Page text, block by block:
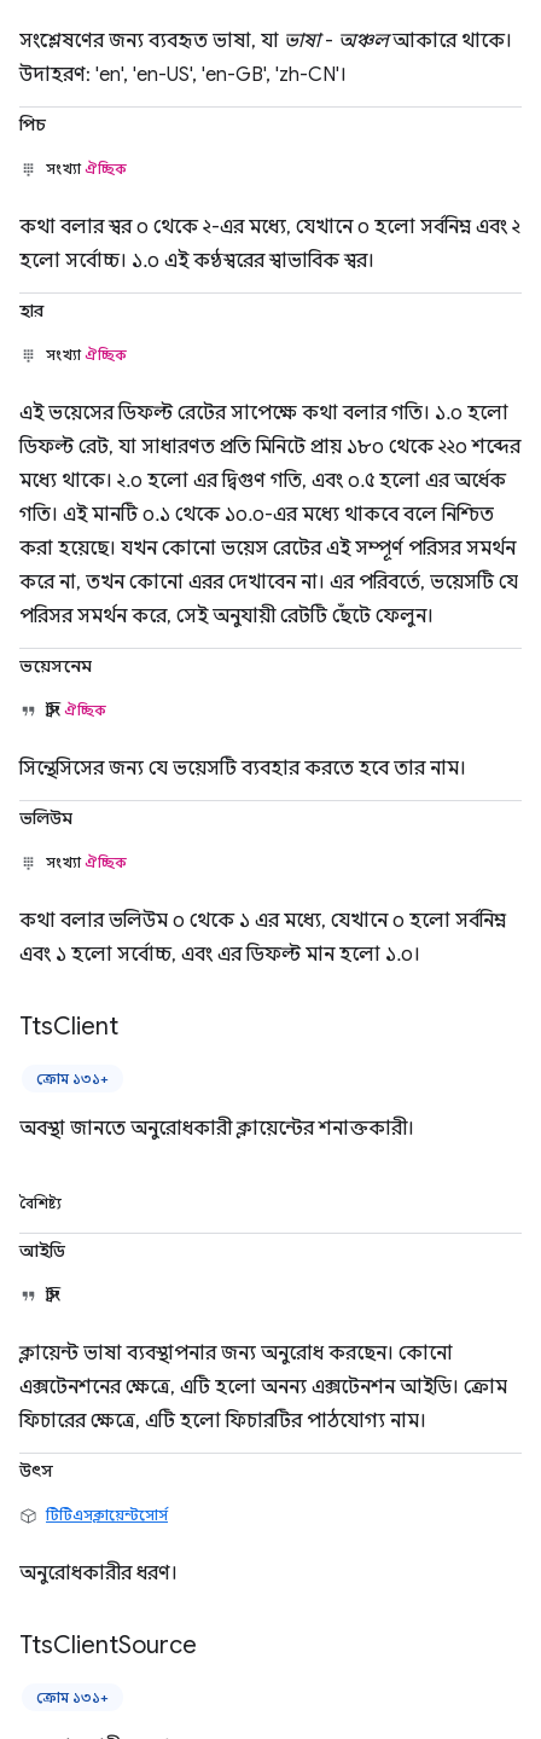
সংশ্লেষণের জন্য ব্যবহৃত ভাষা, যা ভাষা- অঞ্চলআকারে থাকে।
উদাহরণ: 'en', 'en-US', 'en-GB', 'zh-CN'।
পিচ
সংখ্যাঐচ্ছিক
কথা বলার স্বর ০ থেকে ২-এর মধ্যে, যেখানে ০ হলো সর্বনিম্ন এবং ২
হলো সর্বোচ্চ। ১.০ এই কণ্ঠস্বরের স্বাভাবিক স্বর।
হার
সংখ্যাঐচ্ছিক
এই ভয়েসের ডিফল্ট রেটের সাপেক্ষে কথা বলার গতি। ১.০ হলো
ডিফল্ট রেট, যা সাধারণত প্রতি মিনিটে প্রায় ১৮০ থেকে ২২০ শব্দের
মধ্যে থাকে। ২.০ হলো এর দ্বিগুণ গতি, এবং ০.৫ হলো এর অর্ধেক
গতি। এই মানটি ০.১ থেকে ১০.০-এর মধ্যে থাকবে বলে নিশ্চিত
করা হয়েছে। যখন কোনো ভয়েস রেটের এই সম্পূর্ণ পরিসর সমর্থন
করে না, তখন কোনো এরর দেখাবেন না। এর পরিবর্তে, ভয়েসটি যে
পরিসর সমর্থন করে, সেই অনুযায়ী রেটটি ছেঁটে ফেলুন।
ভয়েসনেম
স্ট্রিং ঐচ্ছিক
সিন্থেসিসের জন্য যে ভয়েসটি ব্যবহার করতে হবে তার নাম।
ভলিউম
সংখ্যাঐচ্ছিক
কথা বলার ভলিউম ০ থেকে ১ এর মধ্যে, যেখানে ০ হলো সর্বনিম্ন
এবং ১ হলো সর্বোচ্চ, এবং এর ডিফল্ট মান হলো ১.০।
TtsClient
ক্রোম ১৩১+
অবস্থা জানতে অনুরোধকারী ক্লায়েন্টের শনাক্তকারী।
বৈশিষ্ট্য
আইডি
স্ট্রিং
ক্লায়েন্ট ভাষা ব্যবস্থাপনার জন্য অনুরোধ করছেন। কোনো
এক্সটেনশনের ক্ষেত্রে, এটি হলো অনন্য এক্সটেনশন আইডি। ক্রোম
ফিচারের ক্ষেত্রে, এটি হলো ফিচারটির পাঠযোগ্য নাম।
উৎস
টিটিএসক্লায়েন্টসোর্স
অনুরোধকারীর ধরণ।
TtsClientSource
ক্রোম ১৩১+